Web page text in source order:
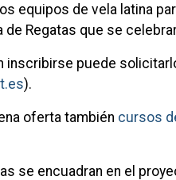
equipos de vela latina
Regatas que se
inscribirse puede
).
oferta también cursos
se encuadran en el